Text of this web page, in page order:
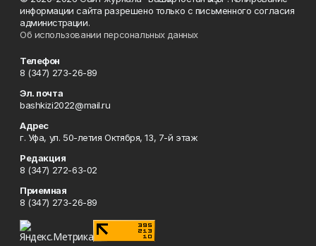
информации сайта разрешено только с письменного согласия
администрации.
Об использовании персональных данных
Телефон
8 (347) 273-26-89
Эл. почта
bashkizi2022@mail.ru
Адрес
г. Уфа, ул. 50-летия Октября, 13, 7-й этаж
Редакция
8 (347) 272-63-02
Приемная
8 (347) 273-26-89